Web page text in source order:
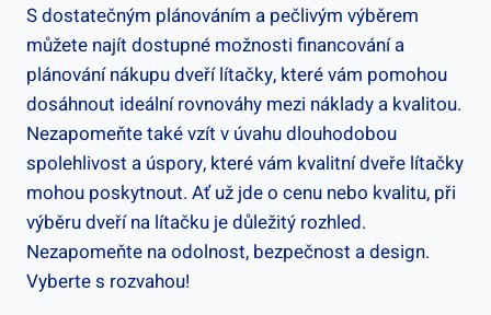
S dostatečným plánováním a pečlivým výběrem
můžete najít dostupné možnosti financování a
plánování nákupu dveří lítačky, které vám pomohou
dosáhnout ideální rovnováhy mezi náklady a kvalitou.
Nezapomeňte také vzít v úvahu dlouhodobou
spolehlivost a úspory, které vám kvalitní dveře lítačky
mohou poskytnout. Ať už jde o cenu nebo kvalitu, při
výběru dveří na lítačku je důležitý rozhled.
Nezapomeňte na odolnost, bezpečnost a design.
Vyberte s rozvahou!